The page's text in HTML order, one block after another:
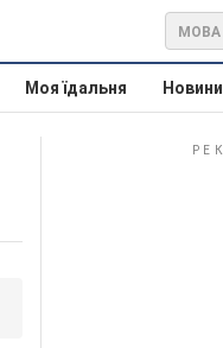
МОВА
Моя їдальня Новини